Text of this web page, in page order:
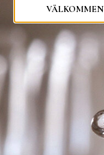
VÄLKOMMEN